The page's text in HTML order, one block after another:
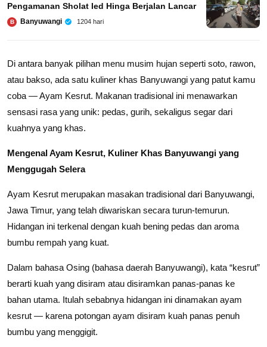
Pengamanan Sholat Ied Hinga Berjalan Lancar
B Banyuwangi 1204 hari
Di antara banyak pilihan menu musim hujan seperti soto, rawon,
atau bakso, ada satu kuliner khas Banyuwangi yang patut kamu
coba — Ayam Kesrut. Makanan tradisional ini menawarkan
sensasi rasa yang unik: pedas, gurih, sekaligus segar dari
kuahnya yang khas.
Mengenal Ayam Kesrut, Kuliner Khas Banyuwangi yang
Menggugah Selera
Ayam Kesrut merupakan masakan tradisional dari Banyuwangi,
Jawa Timur, yang telah diwariskan secara turun-temurun.
Hidangan ini terkenal dengan kuah bening pedas dan aroma
bumbu rempah yang kuat.
Dalam bahasa Osing (bahasa daerah Banyuwangi), kata “kesrut”
berarti kuah yang disiram atau disiramkan panas-panas ke
bahan utama. Itulah sebabnya hidangan ini dinamakan ayam
kesrut — karena potongan ayam disiram kuah panas penuh
bumbu yang menggigit.